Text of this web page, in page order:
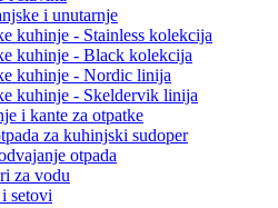
i unutarnje
kuhinje - Stainless kolekcija
kuhinje - Black kolekcija
kuhinje - Nordic linija
kuhinje - Skeldervik linija
i kante za otpatke
za kuhinjski sudoper
otpada
za vodu
setovi